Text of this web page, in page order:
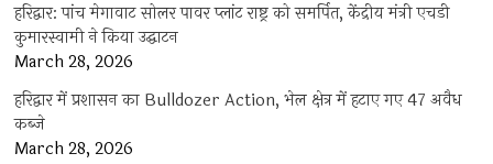
हरिद्वार: पांच मेगावाट सोलर पावर प्लांट राष्ट्र को समर्पित, केंद्रीय मंत्री एचडी
कुमारस्वामी ने किया उद्घाटन
March 28, 2026
हरिद्वार में प्रशासन का Bulldozer Action, भेल क्षेत्र में हटाए गए 47 अवैध
कब्जे
March 28, 2026